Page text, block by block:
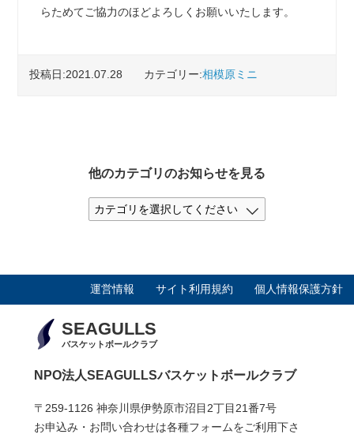
らためてご協力のほどよろしくお願いいたします。
投稿日:2021.07.28 カテゴリー:相模原ミニ
他のカテゴリのお知らせを見る
運営情報 サイト利用規約 個人情報保護方針
SEAGULLS
バスケットボールクラブ
NPO法人SEAGULLSバスケットボールクラブ
〒259-1126 神奈川県伊勢原市沼目2丁目21番7号
お申込み・お問い合わせは各種フォームをご利用下さ